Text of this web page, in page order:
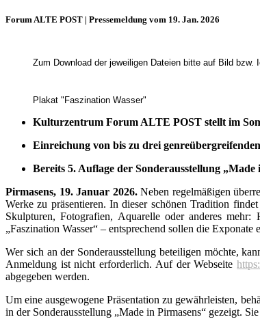
Forum ALTE POST | Pressemeldung vom 19. Jan. 2026
Zum Download der jeweiligen Dateien bitte auf Bild bzw.
Plakat "Faszination Wasser"
Kulturzentrum Forum ALTE POST stellt im
Einreichung von bis zu drei
Bereits 5. Auflage der Sonderausstellung
Pirmasens, 19. Januar 2026.Neben regelmäßigen
Werke zu präsentieren. In dieser schönen Tradition
Skulpturen, Foto­grafien, Aquarelle oder anderes
„Faszination Wasser“ – entsprechend sollen die
Wer sich an der Sonderausstellung beteiligen möchte,
Anmeldung ist nicht erforderlich. Auf der Webseite
abgegeben werden.
Um eine ausgewogene Präsentation zu gewährleisten,
in der Sonderausstellung „Made in Pirmasens“ gezeigt.